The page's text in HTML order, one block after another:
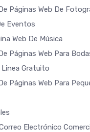
Páginas Web De
Eventos
Web De Música
Páginas Web Para
Gratuito
Páginas Web Para
Electrónico